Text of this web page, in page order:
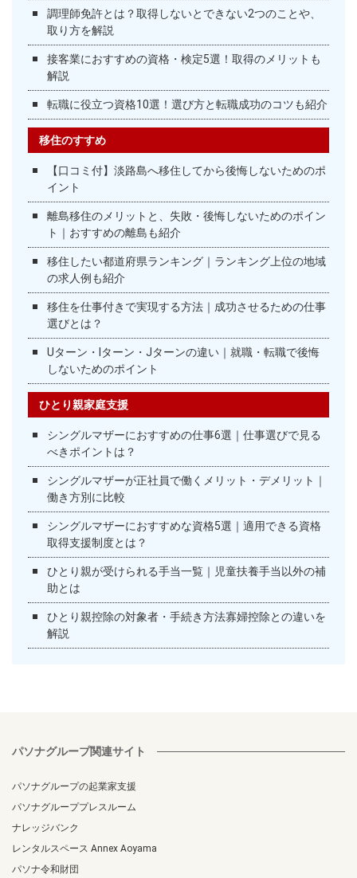
調理師免許とは？取得しないとできない2つのことや、
取り方を解説
接客業におすすめの資格・検定5選！取得のメリットも
解説
転職に役立つ資格10選！選び方と転職成功のコツも紹介
移住のすすめ
【口コミ付】淡路島へ移住してから後悔しないためのポ
イント
離島移住のメリットと、失敗・後悔しないためのポイン
ト｜おすすめの離島も紹介
移住したい都道府県ランキング｜ランキング上位の地域
の求人例も紹介
移住を仕事付きで実現する方法｜成功させるための仕事
選びとは？
Uターン・Iターン・Jターンの違い｜就職・転職で後悔
しないためのポイント
ひとり親家庭支援
シングルマザーにおすすめの仕事6選｜仕事選びで見る
べきポイントは？
シングルマザーが正社員で働くメリット・デメリット｜
働き方別に比較
シングルマザーにおすすめな資格5選｜適用できる資格
取得支援制度とは？
ひとり親が受けられる手当一覧｜児童扶養手当以外の補
助とは
ひとり親控除の対象者・手続き方法寡婦控除との違いを
解説
パソナグループ関連サイト
パソナグループの起業家支援
パソナグループプレスルーム
ナレッジバンク
レンタルスペース Annex Aoyama
パソナ令和財団